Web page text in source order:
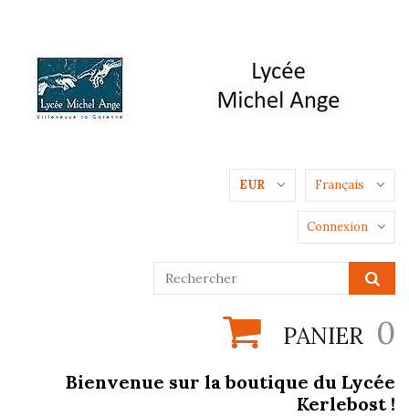
Français
EUR
Connexion
PANIER 0
Bienvenue sur la boutique du Lycée
Kerlebost !